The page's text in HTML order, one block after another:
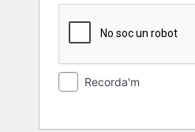
Recorda'm